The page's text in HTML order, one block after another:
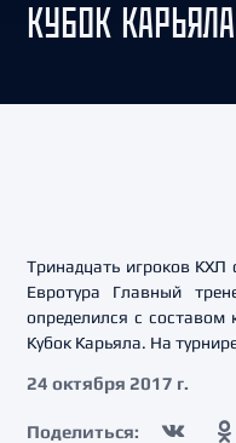
КУБОК КАРЬЯЛА
Тринадцать игроков КХЛ
Евротура Главный
определился с
Кубок Карьяла. На
24 октября 2017 г.
Поделиться: